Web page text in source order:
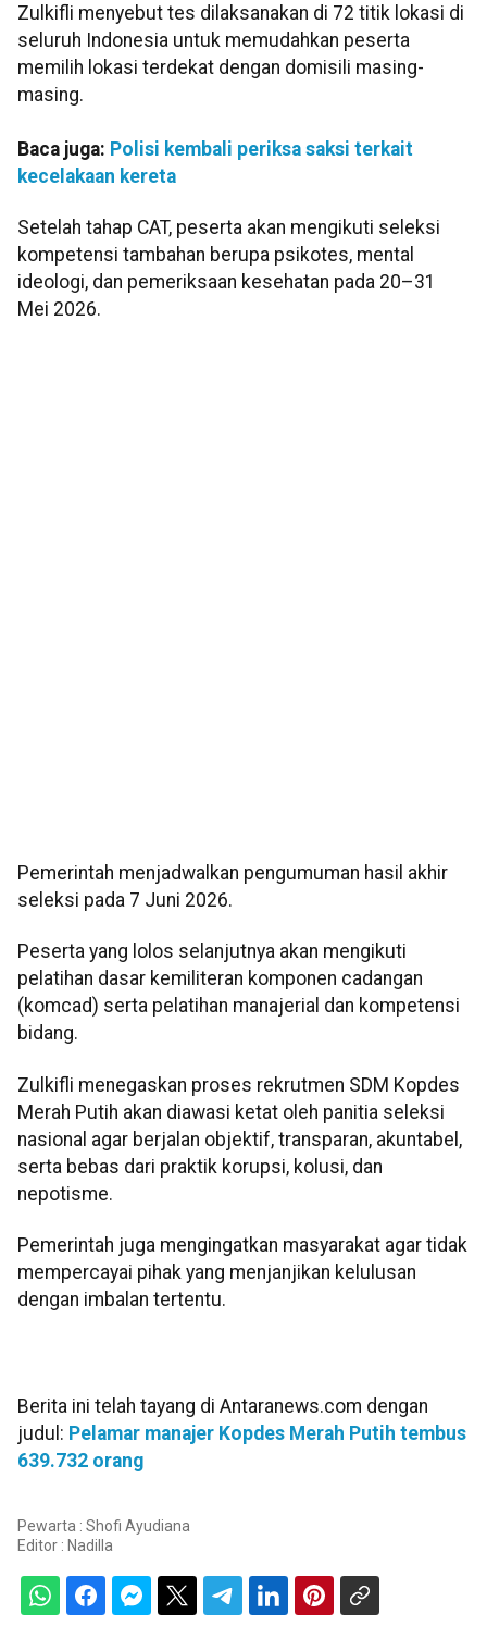
Zulkifli menyebut tes dilaksanakan di 72 titik lokasi di
seluruh Indonesia untuk memudahkan peserta
memilih lokasi terdekat dengan domisili masing-
masing.
Baca juga: Polisi kembali periksa saksi terkait
kecelakaan kereta
Setelah tahap CAT, peserta akan mengikuti seleksi
kompetensi tambahan berupa psikotes, mental
ideologi, dan pemeriksaan kesehatan pada 20–31
Mei 2026.
Pemerintah menjadwalkan pengumuman hasil akhir
seleksi pada 7 Juni 2026.
Peserta yang lolos selanjutnya akan mengikuti
pelatihan dasar kemiliteran komponen cadangan
(komcad) serta pelatihan manajerial dan kompetensi
bidang.
Zulkifli menegaskan proses rekrutmen SDM Kopdes
Merah Putih akan diawasi ketat oleh panitia seleksi
nasional agar berjalan objektif, transparan, akuntabel,
serta bebas dari praktik korupsi, kolusi, dan
nepotisme.
Pemerintah juga mengingatkan masyarakat agar tidak
mempercayai pihak yang menjanjikan kelulusan
dengan imbalan tertentu.
Berita ini telah tayang di Antaranews.com dengan
judul: Pelamar manajer Kopdes Merah Putih tembus
639.732 orang
Pewarta : Shofi Ayudiana
Editor : Nadilla